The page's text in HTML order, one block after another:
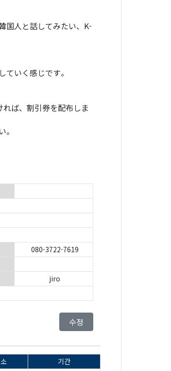
国人と話してみたい、K-
いく感じです。
ば、割引券を配布しま
080-3722-7619
jiro
수정
기간